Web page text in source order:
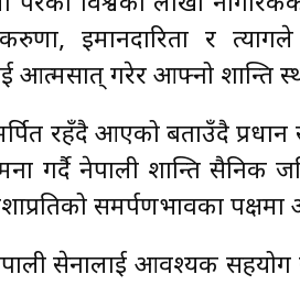
इमानदारिता र
आत्मसात् गरेर आफ्नो शान्ति
रहँदै आएको बताउँदै प्रधान
गर्दै नेपाली शान्ति सैनिक
समर्पणभावका पक्षमा
सेनालाई आवश्यक